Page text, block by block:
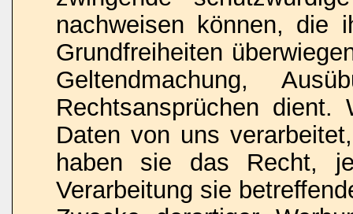
nachweisen können, die
Grundfreiheiten
Geltendmachung,
Rechtsansprüchen dient.
Daten von uns
haben sie das Recht,
Verarbeitung sie